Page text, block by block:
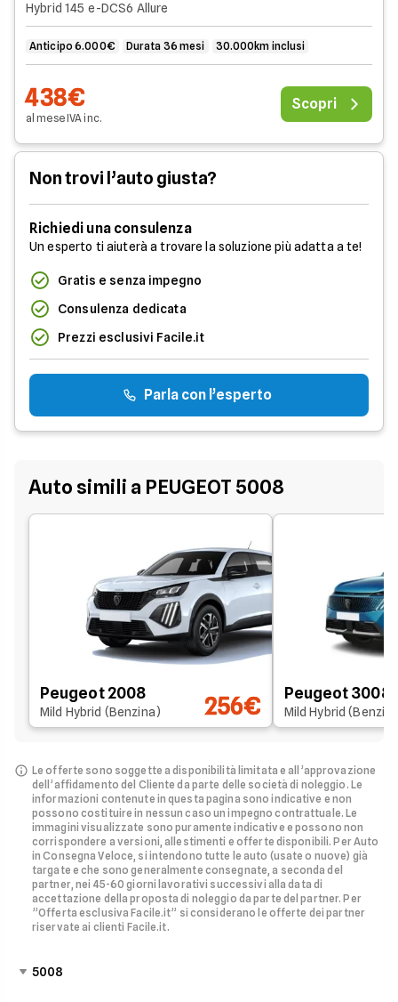
Hybrid 145 e-DCS6 Allure
Anticipo 6.000€ Durata 36 mesi 30.000km inclusi
438€
al meseIVAinc.
Scopri
Non trovi l’auto giusta?
Richiedi una consulenza
Un esperto ti aiuterà a trovare la soluzione più adatta a te!
Gratis e senza impegno
Consulenza dedicata
Prezzi esclusivi Facile.it
Parla con l’esperto
Auto simili a PEUGEOT 5008
Peugeot 2008
Mild Hybrid (Benzina) 256€ Peugeot 3008
Mild Hybrid
Le offerte sono soggette a disponibilità limitata e all’approvazione
dell’affidamento del Cliente da parte delle società di noleggio. Le
informazioni contenute in questa pagina sono indicative e non
possono costituire in nessun caso un impegno contrattuale. Le
immagini visualizzate sono puramente indicative e possono non
corrispondere a versioni, allestimenti e offerte disponibili. Per Auto
in Consegna Veloce, si intendono tutte le auto (usate o nuove) già
targate e che sono generalmente consegnate, a seconda del
partner, nei 45-60 giorni lavorativi successivi alla data di
accettazione della proposta di noleggio da parte del partner. Per
”Offerta esclusiva Facile.it” si considerano le offerte dei partner
riservate ai clienti Facile.it.
5008